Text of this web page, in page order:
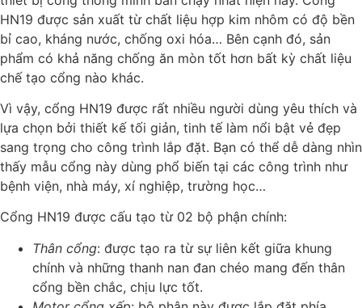
HN19 được sản xuất từ chất liệu hợp kim nhôm có độ bền
bỉ cao, kháng nước, chống oxi hóa… Bên cạnh đó, sản
phẩm có khả năng chống ăn mòn tốt hơn bất kỳ chất liệu
chế tạo cổng nào khác.
Vì vậy, cổng HN19 được rất nhiều người dùng yêu thích và
lựa chọn bởi thiết kế tối giản, tinh tế làm nổi bật vẻ đẹp
sang trọng cho công trình lắp đặt. Bạn có thể dễ dàng nhìn
thấy mẫu cổng này dùng phổ biến tại các công trình như
bệnh viện, nhà máy, xí nghiệp, trường học…
Cổng HN19 được cấu tạo từ 02 bộ phận chính:
Thân cổng: được tạo ra từ sự liên kết giữa khung
chính và những thanh nan đan chéo mang đến thân
cổng bền chắc, chịu lực tốt.